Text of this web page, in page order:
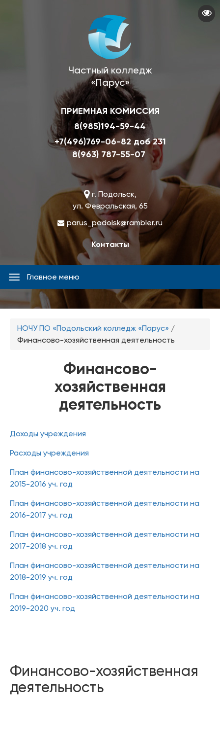
Частный колледж
«Парус»
ПРИЕМНАЯ КОМИССИЯ
8(985)194-59-44
+7(496)769-06-82 доб 231
8(963) 787-55-07
г. Подольск,
ул. Февральская, 65
parus_podolsk@rambler.ru
Контакты
Главное
меню
Главное меню
Вы
здесь
НОЧУ ПО «Подольский колледж «Парус» /
Финансово-хозяйственная деятельность
Финансово-
хозяйственная
деятельность
Доходы учреждения
Расходы учреждения
План финансово-хозяйственной деятельности на
2015-2016 уч. год
План финансово-хозяйственной деятельности на
2016-2017 уч. год
План финансово-хозяйственной деятельности на
2017-2018 уч. год
План финансово-хозяйственной деятельности на
2018-2019 уч. год
План финансово-хозяйственной деятельности на
2019-2020 уч. год
Финансово-хозяйственная
деятельность